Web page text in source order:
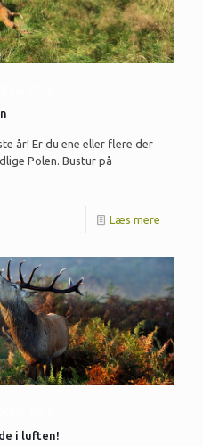
år! Er du ene eller flere der
Polen. Bustur på
Læs mere
i luften!